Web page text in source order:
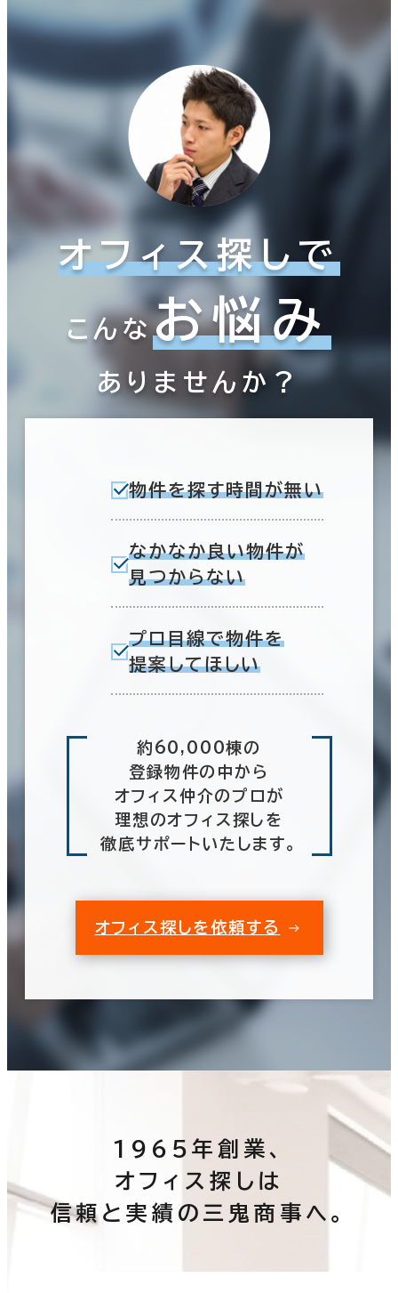
オフィス探しで
こんなお悩み
ありませんか？
物件を探す時間が無い
なかなか良い物件が
見つからない
プロ目線で物件を
提案してほしい
約60,000棟の
登録物件の中から
オフィス仲介のプロが
理想のオフィス探しを
徹底サポートいたします。
オフィス探しを依頼する
1965年創業、
オフィス探しは
信頼と実績の三鬼商事へ。